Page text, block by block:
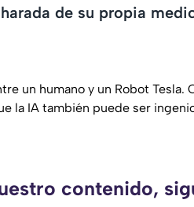
de su propia
un humano y un Robot Tesla.
la IA también puede ser
contenido,